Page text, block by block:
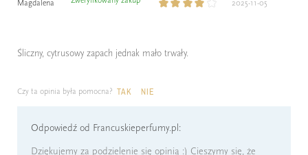
Magdalena 2025-11-05
Śliczny, cytrusowy zapach jednak mało trwały.
Czy ta opinia była pomocna? TAK NIE
Odpowiedź od Francuskieperfumy.pl:
Dziękujemy za podzielenie się opinią :) Cieszymy się, że